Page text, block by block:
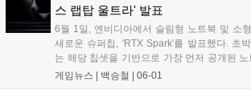
스 랩탑 울트라' 발표
6월 1일, 엔비디아에서 슬림형 노트북 및 소
새로운 슈퍼칩, 'RTX Spark'를 발표했다. 초
는 해당 칩셋을 기반으로 가장 먼저 공개된
'서피스 랩탑 울트라(Surface Laptop Ultra)'
게임뉴스 | 백승철 | 06-01